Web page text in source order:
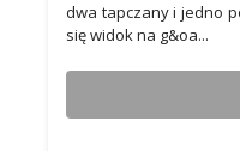
dwa tapczany i jedno
się widok na g&oa...